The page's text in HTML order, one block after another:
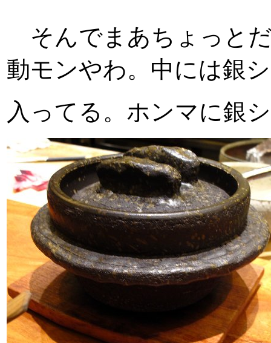
そんでまあちょっと
動モンやわ。中には銀
入ってる。ホンマに銀